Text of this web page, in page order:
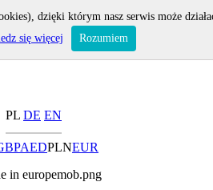
PL DE EN
AEDPLNEUR
dzięki którym nasz serwis może
się więcej Rozumiem